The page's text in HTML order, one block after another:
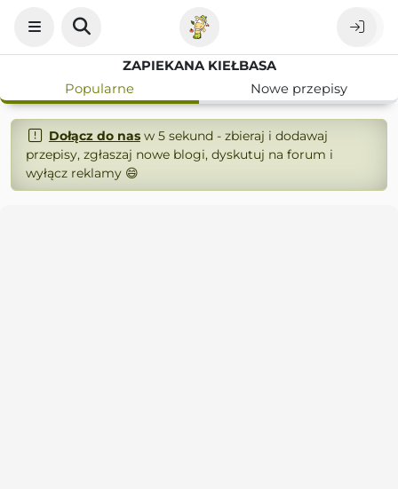
ZAPIEKANA KIEŁBASA
Popularne
Nowe przepisy
Dołącz do nasw 5 sekund - zbieraj i dodawaj
przepisy, zgłaszaj nowe blogi, dyskutuj na forum i
wyłącz reklamy 😄